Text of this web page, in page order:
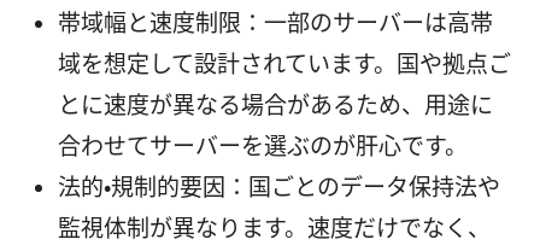
帯域幅と速度制限：一部のサーバーは高帯
域を想定して設計されています。国や拠点ご
とに速度が異なる場合があるため、用途に
合わせてサーバーを選ぶのが肝心です。
法的・規制的要因：国ごとのデータ保持法や
監視体制が異なります。速度だけでなく、